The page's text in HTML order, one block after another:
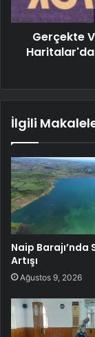
Gerçekte
Haritalar'da
İlgili
Naip Barajı’nda
Artışı
Ağustos 9, 2026